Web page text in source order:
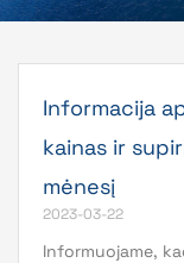
Informacija
kainas ir
mėnesį
2023-03-22
Informuojame,